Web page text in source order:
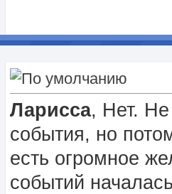
Ларисса, Нет. Не
события, но
есть огромное
событий